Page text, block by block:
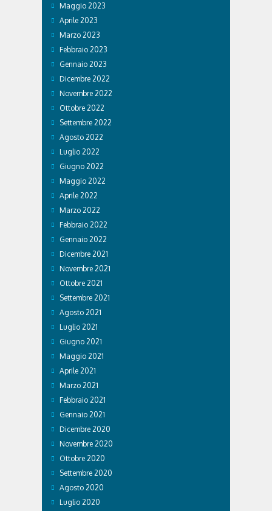
Maggio 2023
Aprile 2023
Marzo 2023
Febbraio 2023
Gennaio 2023
Dicembre 2022
Novembre 2022
Ottobre 2022
Settembre 2022
Agosto 2022
Luglio 2022
Giugno 2022
Maggio 2022
Aprile 2022
Marzo 2022
Febbraio 2022
Gennaio 2022
Dicembre 2021
Novembre 2021
Ottobre 2021
Settembre 2021
Agosto 2021
Luglio 2021
Giugno 2021
Maggio 2021
Aprile 2021
Marzo 2021
Febbraio 2021
Gennaio 2021
Dicembre 2020
Novembre 2020
Ottobre 2020
Settembre 2020
Agosto 2020
Luglio 2020